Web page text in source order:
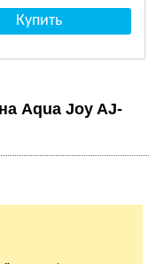
Aqua Joy AJ-